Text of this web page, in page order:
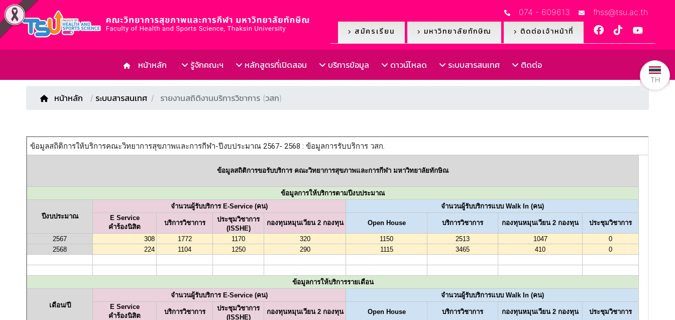
074 - 609613 fhss@tsu.ac.th
สมัครเรียน มหาวิทยาลัยทักษิณ ติดต่อเจ้าหน้าที่
หน้าหลัก รู้จักคณะฯ หลักสูตรที่เปิดสอน บริการข้อมูล ดาวน์โหลด ระบบสารสนเทศ ติดต่อ
หน้าหลัก / ระบบสารสนเทศ รายงานสถิติงานบริการวิชาการ (วสก)
TH